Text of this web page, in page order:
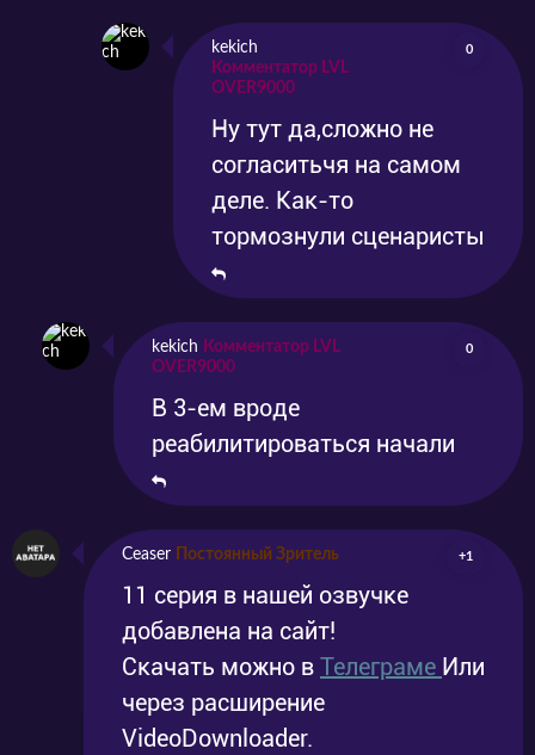
kekich
Комментатор LVL
OVER9000
0
Ну тут да,сложно не
согласитьчя на самом
деле. Как-то
тормознули сценаристы
kekich Комментатор LVL
OVER9000
0
В 3-ем вроде
реабилитироваться начали
Ceaser Постоянный Зритель +1
11 серия в нашей озвучке
добавлена на сайт!
Скачать можно в Телеграме Или
через расширение
VideoDownloader.